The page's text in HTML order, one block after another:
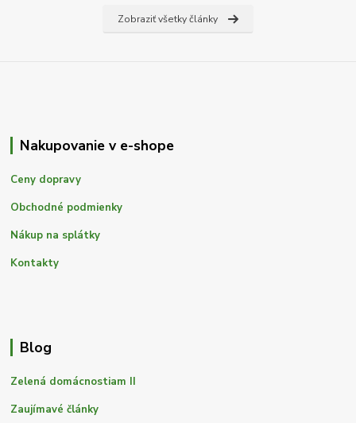
Zobraziť všetky články
Nakupovanie v e-shope
Ceny dopravy
Obchodné podmienky
Nákup na splátky
Kontakty
Blog
Zelená domácnostiam II
Zaujímavé články